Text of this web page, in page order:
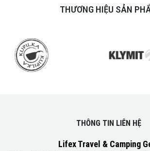
THƯƠNG HIỆU SẢN
THÔNG TIN LIÊN HỆ
Lifex Travel & Camping